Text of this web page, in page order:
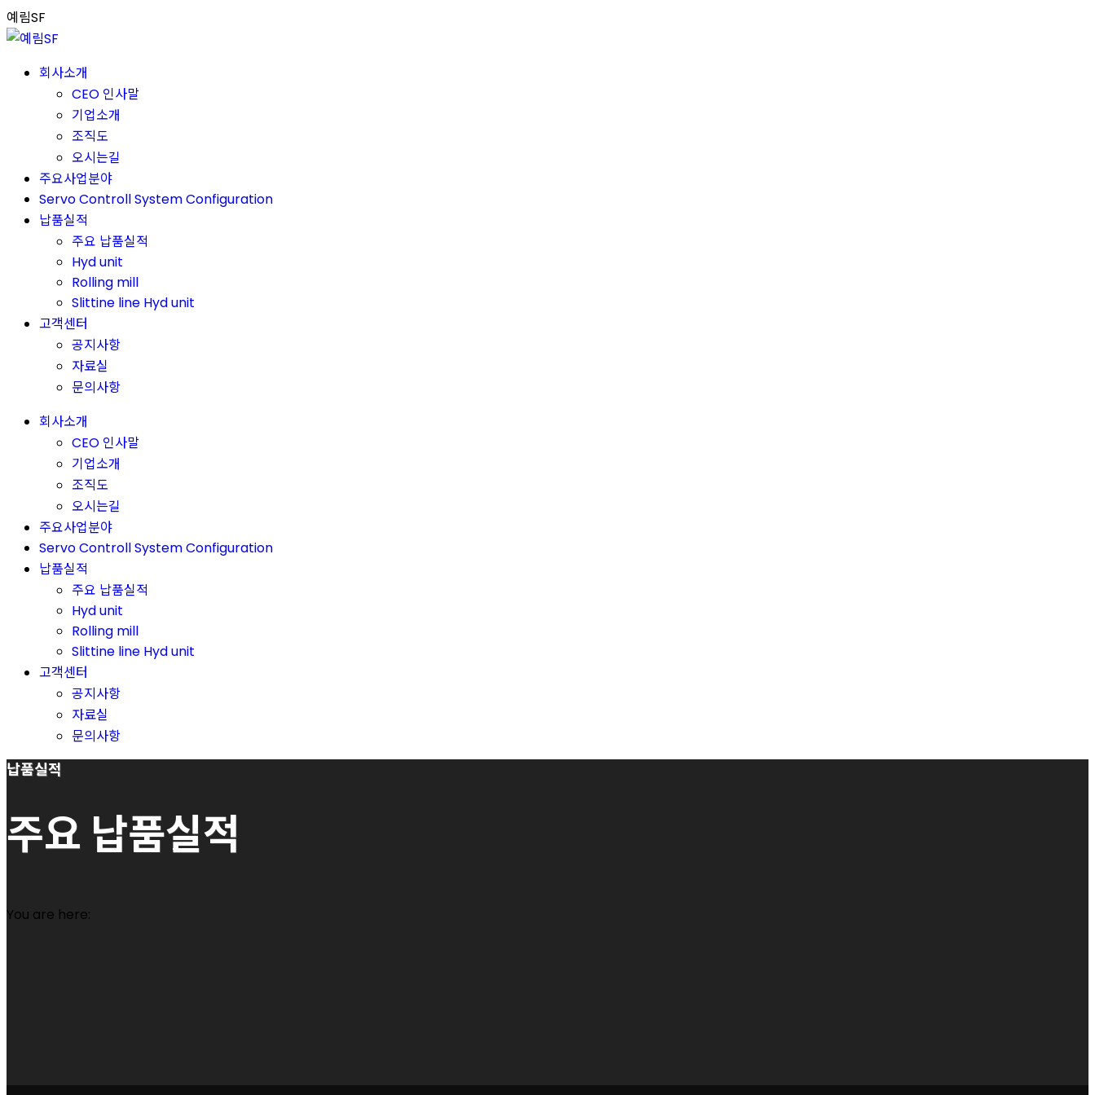
Skip
to
예림SF
회사소개
CEO 인사말
기업소개
조직도
오시는길
주요사업분야
Servo Controll System Configuration
납품실적
주요 납품실적
Hyd unit
Rolling mill
Slittine line Hyd unit
고객센터
공지사항
자료실
문의사항
회사소개
CEO 인사말
기업소개
조직도
오시는길
주요사업분야
Servo Controll System Configuration
납품실적
주요 납품실적
Hyd unit
Rolling mill
Slittine line Hyd unit
고객센터
공지사항
자료실
문의사항
납품실적
주요 납품실적
You are here: